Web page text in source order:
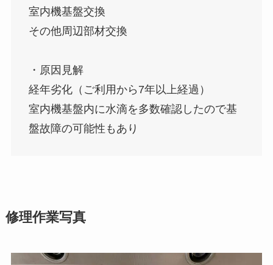
室内機基盤交換
その他周辺部材交換
・原因見解
経年劣化（ご利用から7年以上経過）
室内機基盤内に水滴を多数確認したので基
盤故障の可能性もあり
修理作業写真